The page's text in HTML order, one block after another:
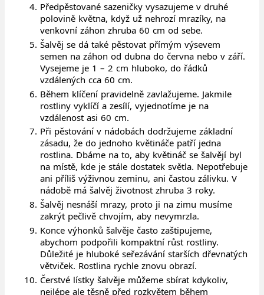
Předpěstované sazeničky vysazujeme v druhé
polovině května, když už nehrozí mrazíky, na
venkovní záhon zhruba 60 cm od sebe.
Šalvěj se dá také pěstovat přímým výsevem
semen na záhon od dubna do června nebo v září.
Vysejeme je 1 – 2 cm hluboko, do řádků
vzdálených cca 60 cm.
Během klíčení pravidelně zavlažujeme. Jakmile
rostliny vyklíčí a zesílí, vyjednotíme je na
vzdálenost asi 60 cm.
Při pěstování v nádobách dodržujeme základní
zásadu, že do jednoho květináče patří jedna
rostlina. Dbáme na to, aby květináč se šalvějí byl
na místě, kde je stále dostatek světla. Nepotřebuje
ani příliš výživnou zeminu, ani častou zálivku. V
nádobě má šalvěj životnost zhruba 3 roky.
Šalvěj nesnáší mrazy, proto ji na zimu musíme
zakrýt pečlivě chvojím, aby nevymrzla.
Konce výhonků šalvěje často zaštipujeme,
abychom podpořili kompaktní růst rostliny.
Důležité je hluboké seřezávání starších dřevnatých
větviček. Rostlina rychle znovu obrazí.
Čerstvé lístky šalvěje můžeme sbírat kdykoliv,
nejlépe ale těsně před rozkvětem během